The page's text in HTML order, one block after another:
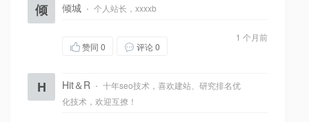
倾 倾城 · 个人站长，xxxxb
1 个月前
赞同 0 评论 0
H Hit＆R · 十年seo技术，喜欢建站、研究排名优
化技术，欢迎互撩！